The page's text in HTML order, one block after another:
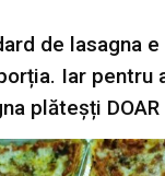
de lasagna
Iar pentru
plăteșți